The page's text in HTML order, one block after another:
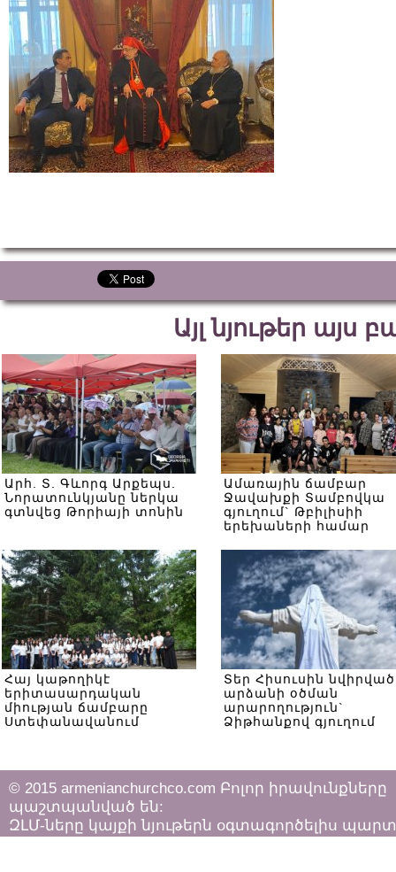
Այլ նյութեր այս
Արհ. Տ. Գևորգ Արքեպս.
Նորատունկյանը ներկա
գտնվեց Թորիայի տոնին
Ամառային ճամբար
Ջավախքի Տամբովկա
գյուղում` Թբիլիսիի
երեխաների համար
Հայ կաթողիկէ
երիտասարդական
միության ճամբարը
Ստեփանավանում
Տեր Հիսուսին նվիրված
արձանի օծման
արարողություն`
Ձիթհանքով գյուղում
© 2015 armenianchurchco.com Բոլոր իրավունքները
պաշտպանված են:
ԶԼՄ-ները կայքի նյութերն օգտագործելիս